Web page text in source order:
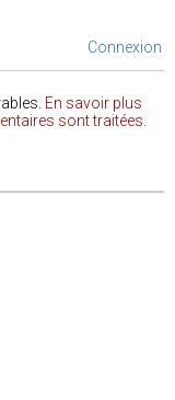
Connexion
En savoir plus
sont traitées